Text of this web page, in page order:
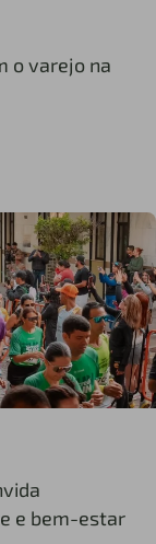
o varejo na
e bem-estar